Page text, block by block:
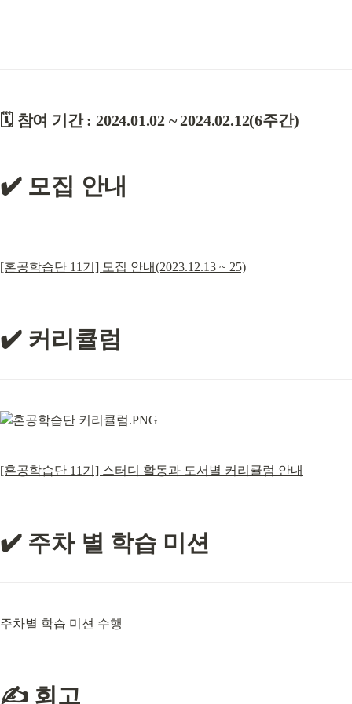
🗓️ 참여 기간 : 2024.01.02 ~ 2024.02.12(6주간)
✔️ 모집 안내
[혼공학습단 11기] 모집 안내(2023.12.13 ~ 25)
✔️ 커리큘럼
[혼공학습단 11기] 스터디 활동과 도서별 커리큘럼 안내
✔️ 주차 별 학습 미션
주차별 학습 미션 수행
✍️ 회고